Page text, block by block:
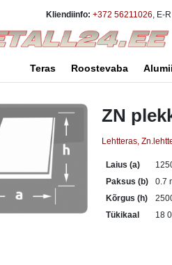
Kliendiinfo: +372 56211026, E-
Teras Roostevaba
ZN
Lehtteras,
Laius (a)
Paksus (b)
0.7
Kõrgus (h)
Tükikaal
18